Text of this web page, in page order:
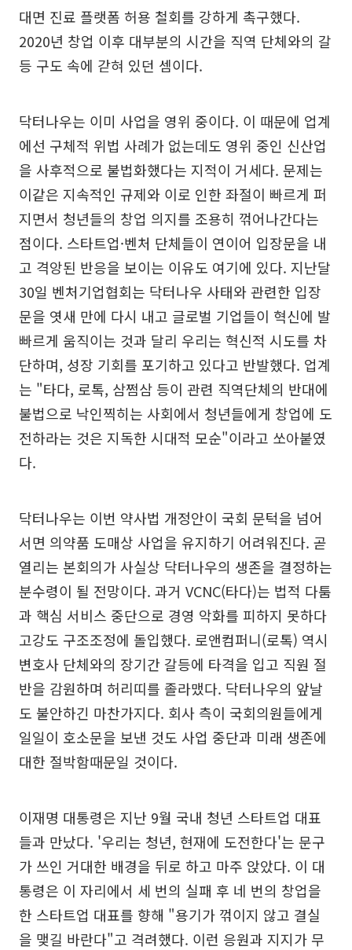
대면 진료 플랫폼 허용 철회를 강하게 촉구했다.
2020년 창업 이후 대부분의 시간을 직역 단체와의 갈
등 구도 속에 갇혀 있던 셈이다.
닥터나우는 이미 사업을 영위 중이다. 이 때문에 업계
에선 구체적 위법 사례가 없는데도 영위 중인 신산업
을 사후적으로 불법화했다는 지적이 거세다. 문제는
이같은 지속적인 규제와 이로 인한 좌절이 빠르게 퍼
지면서 청년들의 창업 의지를 조용히 꺾어나간다는
점이다. 스타트업·벤처 단체들이 연이어 입장문을 내
고 격앙된 반응을 보이는 이유도 여기에 있다. 지난달
30일 벤처기업협회는 닥터나우 사태와 관련한 입장
문을 엿새 만에 다시 내고 글로벌 기업들이 혁신에 발
빠르게 움직이는 것과 달리 우리는 혁신적 시도를 차
단하며, 성장 기회를 포기하고 있다고 반발했다. 업계
는 "타다, 로톡, 삼쩜삼 등이 관련 직역단체의 반대에
불법으로 낙인찍히는 사회에서 청년들에게 창업에 도
전하라는 것은 지독한 시대적 모순"이라고 쏘아붙였
다.
닥터나우는 이번 약사법 개정안이 국회 문턱을 넘어
서면 의약품 도매상 사업을 유지하기 어려워진다. 곧
열리는 본회의가 사실상 닥터나우의 생존을 결정하는
분수령이 될 전망이다. 과거 VCNC(타다)는 법적 다툼
과 핵심 서비스 중단으로 경영 악화를 피하지 못하다
고강도 구조조정에 돌입했다. 로앤컴퍼니(로톡) 역시
변호사 단체와의 장기간 갈등에 타격을 입고 직원 절
반을 감원하며 허리띠를 졸라맸다. 닥터나우의 앞날
도 불안하긴 마찬가지다. 회사 측이 국회의원들에게
일일이 호소문을 보낸 것도 사업 중단과 미래 생존에
대한 절박함때문일 것이다.
이재명 대통령은 지난 9월 국내 청년 스타트업 대표
들과 만났다. '우리는 청년, 현재에 도전한다'는 문구
가 쓰인 거대한 배경을 뒤로 하고 마주 앉았다. 이 대
통령은 이 자리에서 세 번의 실패 후 네 번의 창업을
한 스타트업 대표를 향해 "용기가 꺾이지 않고 결실
을 맺길 바란다"고 격려했다. 이런 응원과 지지가 무